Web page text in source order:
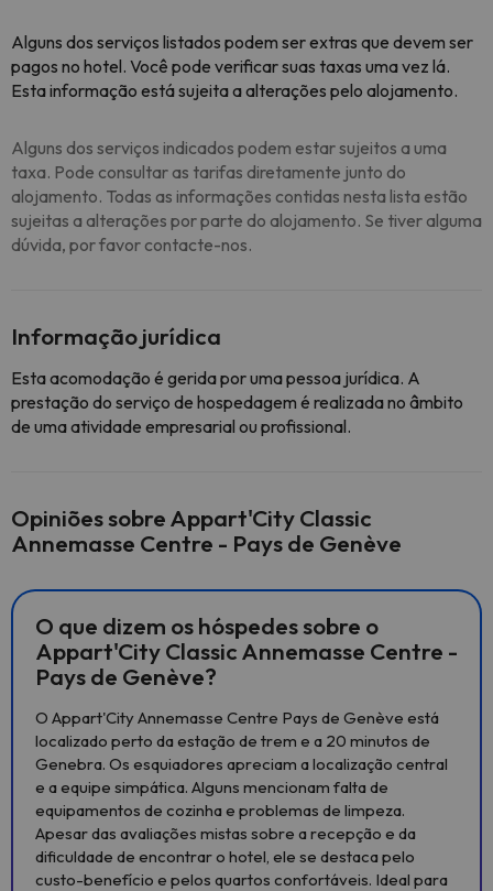
Alguns dos serviços listados podem ser extras que devem ser
pagos no hotel. Você pode verificar suas taxas uma vez lá.
Esta informação está sujeita a alterações pelo alojamento.
Alguns dos serviços indicados podem estar sujeitos a uma
taxa. Pode consultar as tarifas diretamente junto do
alojamento. Todas as informações contidas nesta lista estão
sujeitas a alterações por parte do alojamento. Se tiver alguma
dúvida, por favor contacte-nos.
Informação jurídica
Esta acomodação é gerida por uma pessoa jurídica. A
prestação do serviço de hospedagem é realizada no âmbito
de uma atividade empresarial ou profissional.
Opiniões sobre Appart'City Classic
Annemasse Centre - Pays de Genève
O que dizem os hóspedes sobre o
Appart'City Classic Annemasse Centre -
Pays de Genève?
O Appart'City Annemasse Centre Pays de Genève está
localizado perto da estação de trem e a 20 minutos de
Genebra. Os esquiadores apreciam a localização central
e a equipe simpática. Alguns mencionam falta de
equipamentos de cozinha e problemas de limpeza.
Apesar das avaliações mistas sobre a recepção e da
dificuldade de encontrar o hotel, ele se destaca pelo
custo-benefício e pelos quartos confortáveis. Ideal para